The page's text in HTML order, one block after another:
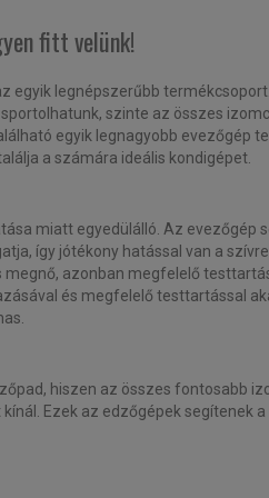
azonban szükséges
kivitelezését követelik.
felvett pozíció helyett az
fitt velünk!
egyik legnépszerűbb
szinte az összes
egyik legnagyobb evezőgép
a számára ideális kondigépet.
miatt egyedülálló. Az evezőgép
így jótékony hatással van a
azonban megfelelő
és megfelelő testtartással
hiszen az összes fontosabb
Ezek az edzőgépek segítenek